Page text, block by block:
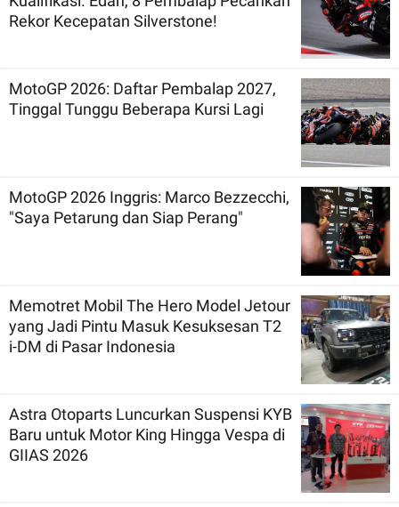
Rekor Kecepatan Silverstone!
MotoGP 2026: Daftar Pembalap 2027,
Tinggal Tunggu Beberapa Kursi Lagi
MotoGP 2026 Inggris: Marco Bezzecchi,
"Saya Petarung dan Siap Perang"
Memotret Mobil The Hero Model Jetour
yang Jadi Pintu Masuk Kesuksesan T2
i-DM di Pasar Indonesia
Astra Otoparts Luncurkan Suspensi KYB
Baru untuk Motor King Hingga Vespa di
GIIAS 2026